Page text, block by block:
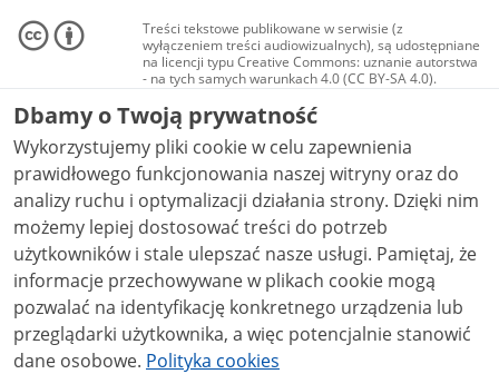
Treści tekstowe publikowane w serwisie (z
wyłączeniem treści audiowizualnych), są udostępniane
na licencji typu Creative Commons: uznanie autorstwa
- na tych samych warunkach 4.0 (CC BY-SA 4.0).
Materiały audiowizualne, w tym zdjęcia, materiały
audio i wideo, są udostępniane na licencji typu
Creative Commons: uznanie autorstwa użycie
niekomercyjne - bez utworów zależnych 4.0 (CC BY-
NC-ND 4.0), o ile nie jest to stwierdzone inaczej.
Dbamy o Twoją prywatność
Wykorzystujemy pliki cookie w celu zapewnienia
prawidłowego funkcjonowania naszej witryny oraz do
analizy ruchu i optymalizacji działania strony. Dzięki nim
możemy lepiej dostosować treści do potrzeb
użytkowników i stale ulepszać nasze usługi. Pamiętaj, że
informacje przechowywane w plikach cookie mogą
pozwalać na identyfikację konkretnego urządzenia lub
przeglądarki użytkownika, a więc potencjalnie stanowić
dane osobowe. Polityka cookies